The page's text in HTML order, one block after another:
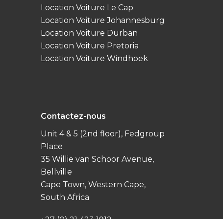
Location Voiture Le Cap
Location Voiture Johannesburg
Location Voiture Durban
Location Voiture Pretoria
Location Voiture Windhoek
Contactez-nous
Unit 4 & 5 (2nd floor), Fedgroup
Place
35 Willie van Schoor Avenue,
Bellville
Cape Town, Western Cape,
South Africa